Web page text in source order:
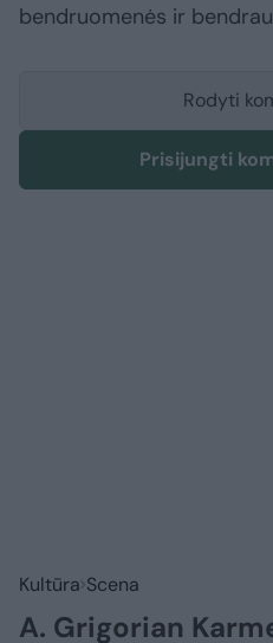
bendruomenės ir
Rodyti
Prisijungti
Kultūra Scena
A. Grigorian